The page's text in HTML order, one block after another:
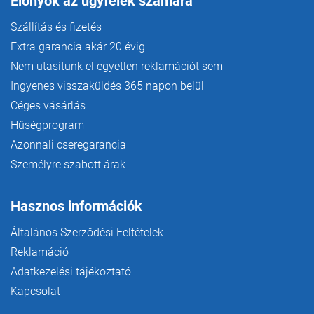
Szállítás és fizetés
Extra garancia akár 20 évig
Nem utasítunk el egyetlen reklamációt sem
Ingyenes visszaküldés 365 napon belül
Céges vásárlás
Hűségprogram
Azonnali cseregarancia
Személyre szabott árak
Hasznos információk
Általános Szerződési Feltételek
Reklamáció
Adatkezelési tájékoztató
Kapcsolat